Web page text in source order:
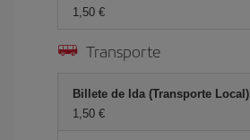
1,50 €
Transporte
Billete de Ida (Transporte Local)
1,50 €